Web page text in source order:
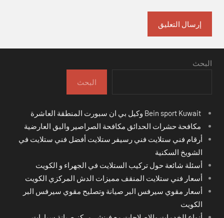
البحث
البحث
مكافحة حشرات الحدائق مكافحة الصراصير والبق العارضية
أرقام فني ستلايت فني رسيفر ستلايت أفضل فني ستلايت في
الشويخ السكنية
أسئلة شائعة حول تركيب الستلايت في الجهراء و الكويت
أسعار فني ستلايت المنقف مميزات الدش المركزي الكويت
أسعار مقوي سيرفس البر صيانة وتصليح مقوي سيرفس البر
الكويت